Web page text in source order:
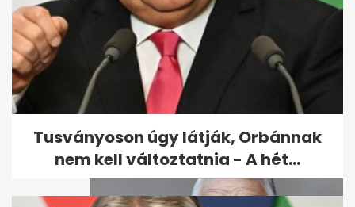
Magyar Pétert Varga Juditról,
a súlyáról és az alvásidejéről...
Tusványoson úgy látják, Orbánnak
nem kell változtatnia - A hét...